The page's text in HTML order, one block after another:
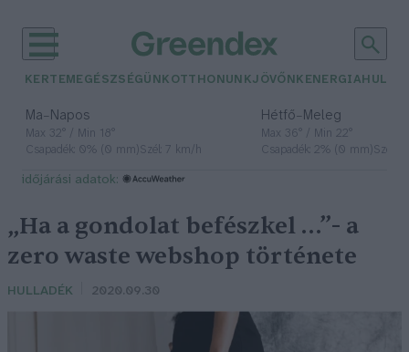
KERTEM EGÉSZSÉGÜNK OTTHONUNKJÖVŐNK ENERGIA
Ma– Napos
Max 32° / Min 18°
Csapadék: 0% (0 mm)Szél: 7 km/h
Hétfő– Meleg
Max 36° / Min 22°
Csapadék: 2% (0 mm)Szél:
időjárási adatok:
„Ha a gondolat befészkel …”- a
zero waste webshop története
HULLADÉK 2020.09.30